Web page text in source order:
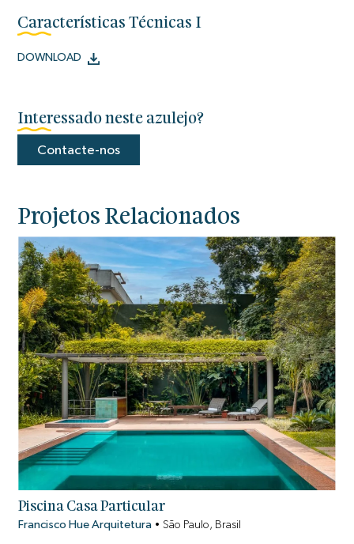
Características Técnicas I
DOWNLOAD
Interessado neste azulejo?
Contacte-nos
Projetos Relacionados
Piscina Casa Particular
Francisco Hue Arquitetura • São Paulo, Brasil